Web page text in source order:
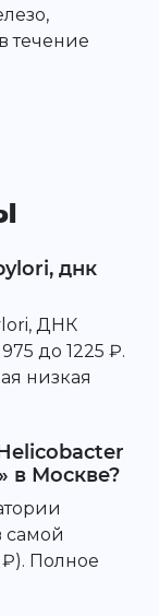
течение
днк
ДНК
до 1225 ₽.
низкая
в Москве?
самой
₽). Полное